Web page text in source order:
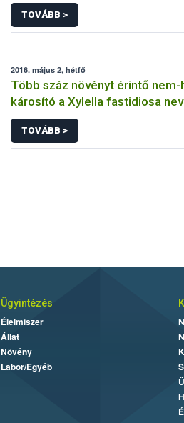
TOVÁBB >
2016. május 2, hétfő
Több száz növényt érintő nem-
károsító a Xylella fastidiosa
baktérium
TOVÁBB >
Ügyintézés
Élelmiszer
Állat
Növény
Labor/Egyéb